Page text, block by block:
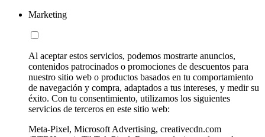
Marketing
Al aceptar estos servicios, podemos mostrarte anuncios,
contenidos patrocinados o promociones de descuentos para
nuestro sitio web o productos basados en tu comportamiento
de navegación y compra, adaptados a tus intereses, y medir su
éxito. Con tu consentimiento, utilizamos los siguientes
servicios de terceros en este sitio web:
Meta-Pixel, Microsoft Advertising, creativecdn.com